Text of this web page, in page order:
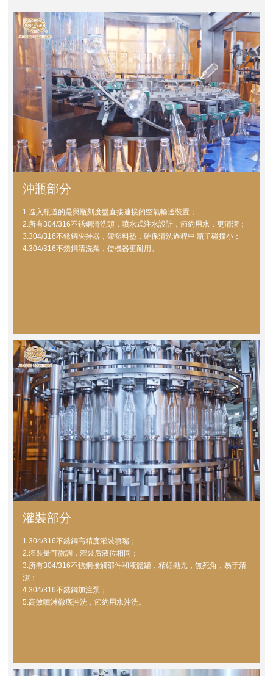
沖瓶部分
1.進入瓶道的是與瓶刻度盤直接連接的空氣輸送裝置；
2.所有304/316不銹鋼清洗頭，噴水式注水設計，節約用水，更清潔；
3.304/316不銹鋼夾持器，帶塑料墊，確保清洗過程中 瓶子碰撞小；
4.304/316不銹鋼清洗泵，使機器更耐用。
灌裝部分
1.304/316不銹鋼高精度灌裝噴嘴；
2.灌裝量可微調，灌裝后液位相同；
3.所有304/316不銹鋼接觸部件和液體罐，精細拋光，無死角，易于清
潔；
4.304/316不銹鋼加注泵；
5.高效噴淋徹底沖洗，節約用水沖洗。